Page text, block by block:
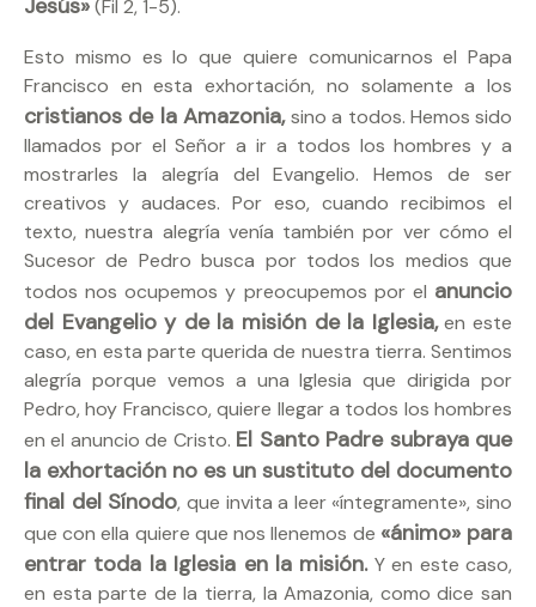
Jesús»(Fil 2, 1-5).
Esto mismo es lo que quiere comunicarnos el Papa
Francisco en esta exhortación, no solamente a los
cristianos de la Amazonia,sino a todos. Hemos sido
llamados por el Señor a ir a todos los hombres y a
mostrarles la alegría del Evangelio. Hemos de ser
creativos y audaces. Por eso, cuando recibimos el
texto, nuestra alegría venía también por ver cómo el
Sucesor de Pedro busca por todos los medios que
todos nos ocupemos y preocupemos por el anuncio
del Evangelio y de la misión de la Iglesia,en este
caso, en esta parte querida de nuestra tierra. Sentimos
alegría porque vemos a una Iglesia que dirigida por
Pedro, hoy Francisco, quiere llegar a todos los hombres
en el anuncio de Cristo. El Santo Padre subraya que
la exhortación no es un sustituto del documento
final del Sínodo, que invita a leer «íntegramente», sino
que con ella quiere que nos llenemos de «ánimo» para
entrar toda la Iglesia en la misión.Y en este caso,
en esta parte de la tierra, la Amazonia, como dice san